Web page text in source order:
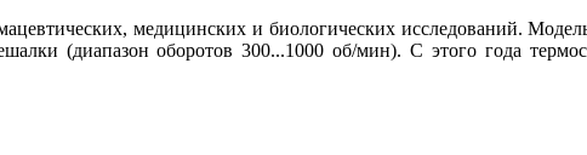
медицинских и биологических исследований.
(диапазон оборотов 300...1000 об/мин). С этого года